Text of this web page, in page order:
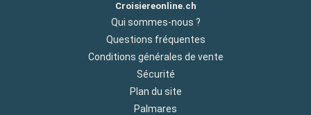
Croisiereonline.ch
Qui sommes-nous ?
Questions fréquentes
Conditions générales de vente
Sécurité
Plan du site
Palmares